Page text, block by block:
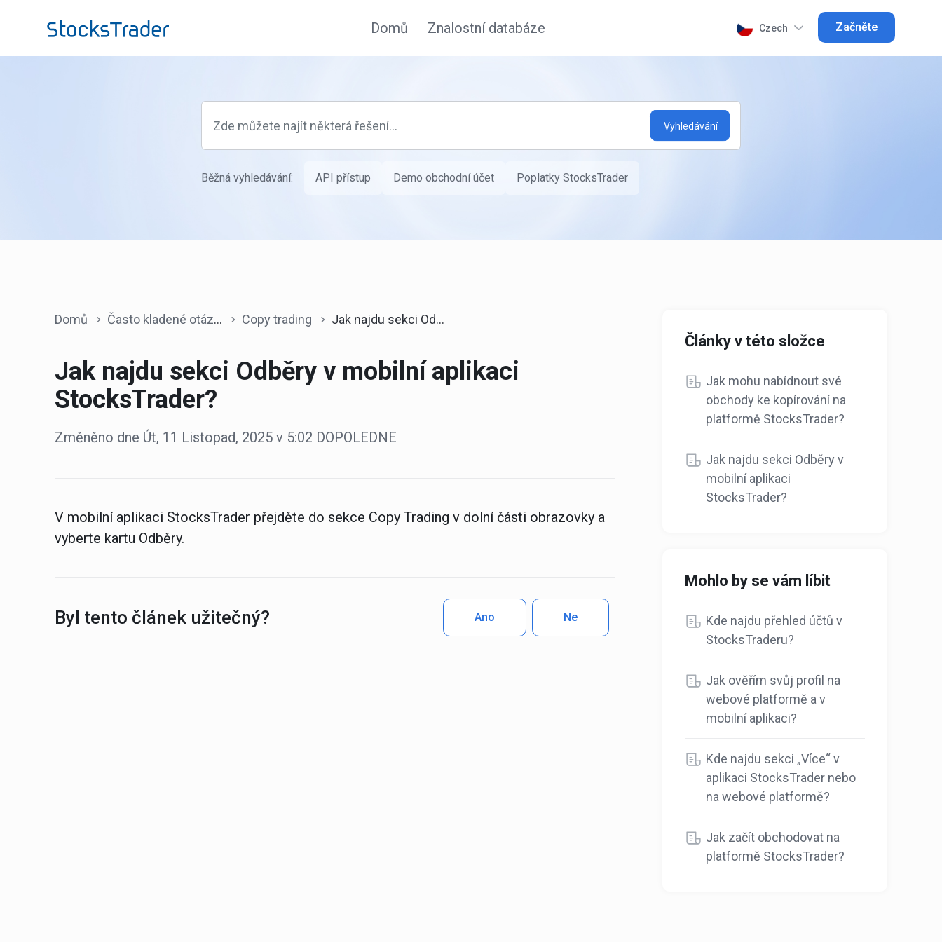
Domů Znalostní databáze Czech Začněte
Běžná vyhledávání: API přístup Demo obchodní účet Poplatky StocksTrader
Domů Často kladené otázky Copy trading Jak najdu sekci Odběry v mobilní aplikaci StocksTrader?
Jak najdu sekci Odběry v mobilní aplikaci
StocksTrader?
Změněno dne Út, 11 Listopad, 2025 v 5:02 DOPOLEDNE
V mobilní aplikaci StocksTrader přejděte do sekce Copy Trading v dolní části obrazovky a
vyberte kartu Odběry.
Byl tento článek užitečný? Ne
Ano
Články v této složce
Jak mohu nabídnout své
obchody ke kopírování na
platformě StocksTrader?
Jak najdu sekci Odběry v
mobilní aplikaci
StocksTrader?
Mohlo by se vám líbit
Kde najdu přehled účtů v
StocksTraderu?
Jak ověřím svůj profil na
webové platformě a v
mobilní aplikaci?
Kde najdu sekci „Více“ v
aplikaci StocksTrader nebo
na webové platformě?
Jak začít obchodovat na
platformě StocksTrader?